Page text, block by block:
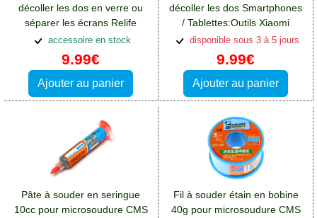
décoller les dos en verre ou
séparer les écrans Relife
RL049A
accessoire en stock
9.99€
Ajouter au panier
décoller les dos Smartphones
/ Tablettes:Outils Xiaomi
Redmi 13(4G)
disponible sous 3 à 5 jours
9.99€
Ajouter au panier
Pâte à souder en seringue
10cc pour microsoudure CMS
Fil à souder étain en bobine
40g pour microsoudure CMS